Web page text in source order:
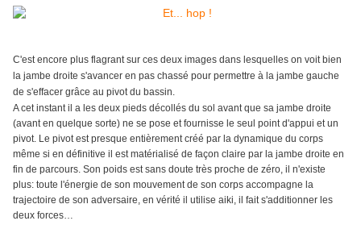
C'est encore plus flagrant sur ces deux images dans lesquelles on voit bien
la jambe droite s'avancer en pas chassé pour permettre à la jambe gauche
de s'effacer grâce au pivot du bassin.
A cet instant il a les deux pieds décollés du sol avant que sa jambe droite
(avant en quelque sorte) ne se pose et fournisse le seul point d'appui et un
pivot. Le pivot est presque entièrement créé par la dynamique du corps
même si en définitive il est matérialisé de façon claire par la jambe droite en
fin de parcours. Son poids est sans doute très proche de zéro, il n'existe
plus: toute l'énergie de son mouvement de son corps accompagne la
trajectoire de son adversaire, en vérité il utilise aiki, il fait s'additionner les
deux forces…